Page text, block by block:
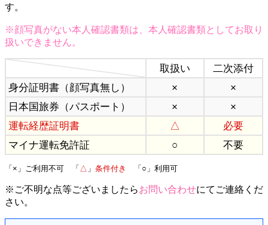
す。
※顔写真がない本人確認書類は、本人確認書類としてお取り
扱いできません。
取扱い
二次添付
身分証明書（顔写真無し）
×
×
日本国旅券（パスポート）
×
×
運転経歴証明書
△
必要
マイナ運転免許証
○ 不要
「×」ご利用不可 「 △ 」 条件付き 「○」利用可
※ご不明な点等ございましたらお問い合わせにてご連絡くだ
さい。